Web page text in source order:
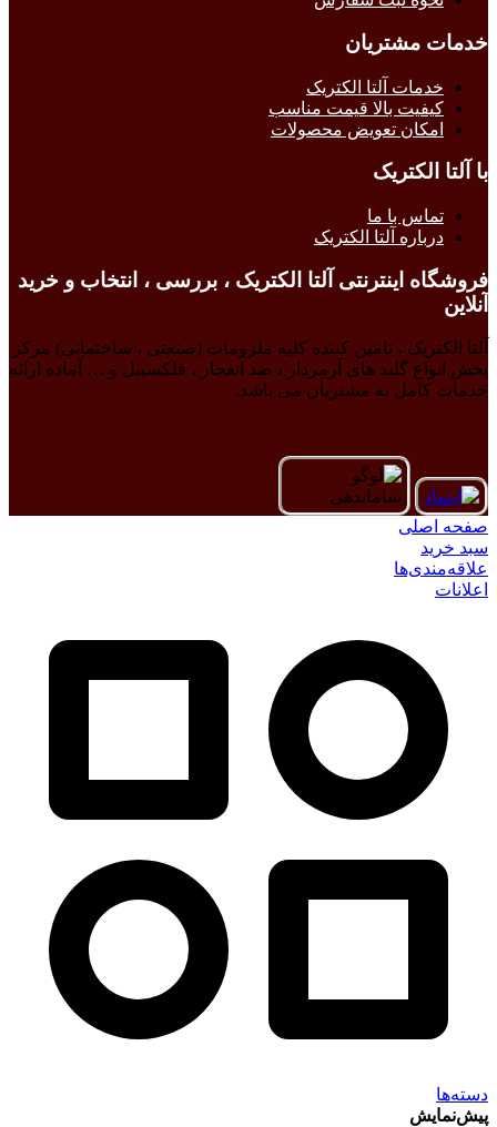
خدمات مشتریان
خدمات آلتا الکتریک
کیفیت بالا قیمت مناسب
امکان تعویض محصولات
با آلتا الکتریک
تماس با ما
درباره آلتا الکتریک
فروشگاه اینترنتی آلتا الکتریک ، بررسی ، انتخاب و خرید
آنلاین
آلتا الکتریک ، تامین کننده کلیه ملزومات (صنعتی ، ساختمانی) مرکز
پخش انواع گلند های آرمردار ، ضد انفجار ، فلکسیبل و … آماده ارائه
خدمات کامل به مشتریان می باشد.
صفحه اصلی
سبد خرید
علاقه‌مندی‌ها
اعلانات
دسته‌ها
پیش‌نمایش